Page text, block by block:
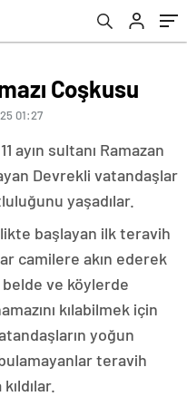
Coşkusu
01:27
ayın sultanı Ramazan
Devrekli vatandaşlar
yaşadılar.
başlayan ilk teravih
camilere akın ederek
belde ve köylerde
kılabilmek için
yoğun
teravih